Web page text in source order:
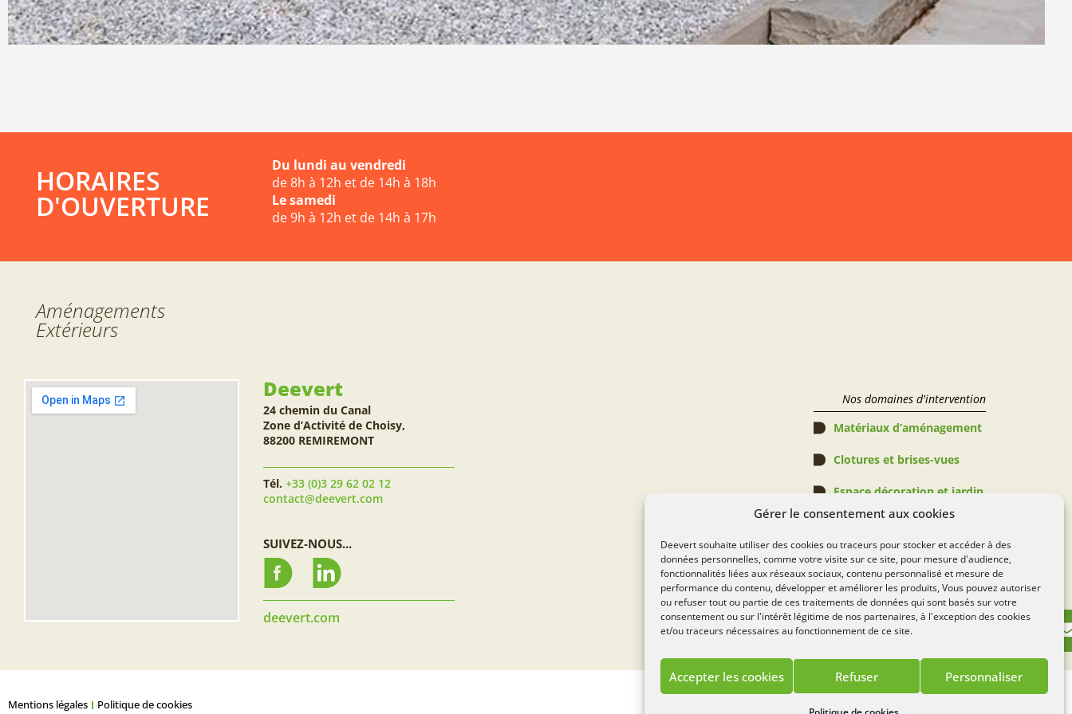
Gérer le consentement aux cookies
Deevert souhaite utiliser des cookies ou traceurs pour stocker et accéder à des
données personnelles, comme votre visite sur ce site, pour mesure d'audience,
fonctionnalités liées aux réseaux sociaux, contenu personnalisé et mesure de
performance du contenu, développer et améliorer les produits, Vous pouvez autoriser
ou refuser tout ou partie de ces traitements de données qui sont basés sur votre
consentement ou sur l'intérêt légitime de nos partenaires, à l'exception des cookies
et/ou traceurs nécessaires au fonctionnement de ce site.
Accepter les cookies Refuser Personnaliser
HORAIRES
D'OUVERTURE
Du lundi au vendredi
de 8h à 12h et de 14h à 18h
Le samedi
de 9h à 12h et de 14h à 17h
Aménagements
Extérieurs
Deevert
24 chemin du Canal
Zone d’Activité de Choisy,
88200 REMIREMONT
Tél. +33 (0)3 29 62 02 12
contact@deevert.com
SUIVEZ-NOUS...
deevert.com
Nos domaines d'intervention
Matériaux d’aménagement
Clotures et brises-vues
Espace décoration et jardin
Piscines
Espace verts
Règlement Concours
Mentions légales Politique de cookies Lézards Création